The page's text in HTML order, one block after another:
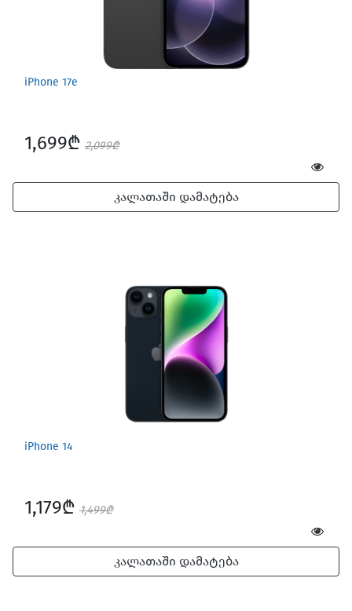
iPhone 17e
1,699₾ 2,099₾
კალათაში დამატება
iPhone 14
1,179₾ 1,499₾
კალათაში დამატება